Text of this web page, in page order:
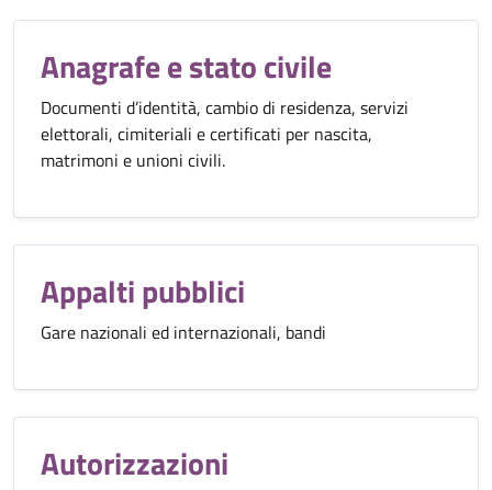
Anagrafe e stato civile
Documenti d’identità, cambio di residenza, servizi
elettorali, cimiteriali e certificati per nascita,
matrimoni e unioni civili.
Appalti pubblici
Gare nazionali ed internazionali, bandi
Autorizzazioni